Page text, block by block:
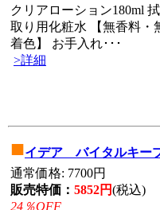
クリアローション180ml
取り用化粧水 【無香料・
着色】 お手入れ･･･
>詳細
■イデア バイタルキー
通常価格: 7700円
販売特価： 5852円(税込)
24％OFF